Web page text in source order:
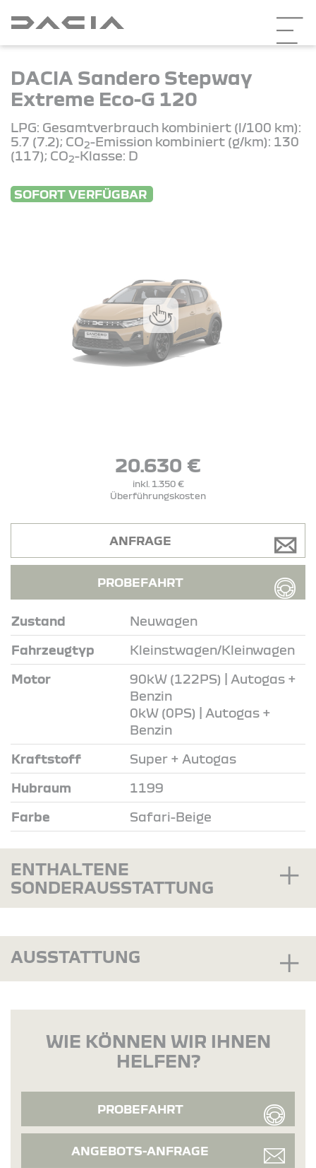
DACIA Sandero Stepway
Extreme Eco-G 120
LPG: Gesamtverbrauch kombiniert (l/100 km):
5.7 (7.2); CO2-Emission kombiniert (g/km): 130
(117); CO2-Klasse: D
SOFORT VERFÜGBAR
20.630 €
inkl. 1.350 €
Überführungskosten
Zustand Neuwagen
Fahrzeugtyp Kleinstwagen/Kleinwagen
Motor
90kW (122PS) | Autogas +
Benzin
0kW (0PS) | Autogas +
Benzin
Kraftstoff Super + Autogas
Hubraum 1199
Farbe Safari-Beige
ANFRAGE
PROBEFAHRT
ENTHALTENE
SONDERAUSSTATTUNG
AUSSTATTUNG
WIE KÖNNEN WIR IHNEN
HELFEN?
PROBEFAHRT
ANGEBOTS-ANFRAGE